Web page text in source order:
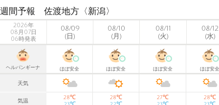
週間予報 佐渡地方〈新潟〉
2026年
08月07日
06時発表
08/09
(日)
08/10
(月)
08/11
(火)
08/12
(水)
ヘルパンギーナ ほぼ安全 ほぼ安全 ほぼ安全 ほぼ安全
天気
気温
28℃ 28℃ 27℃ 28℃